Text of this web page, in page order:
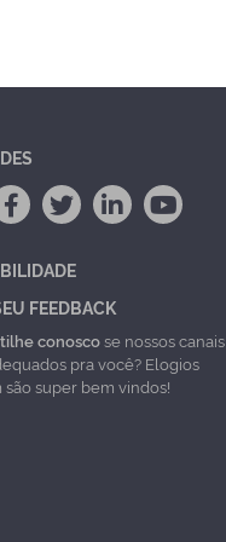
FEEDBACK
conoscose nossos canais
pra você? Elogios
super bem vindos!